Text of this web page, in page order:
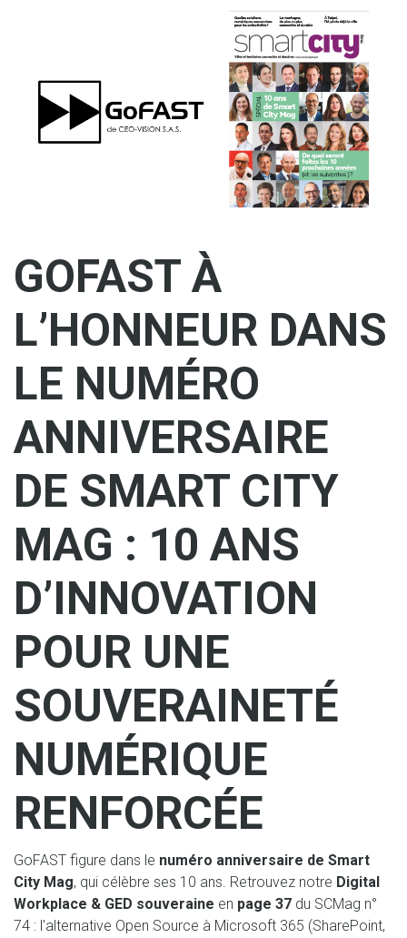
GOFAST À
L’HONNEUR DANS
LE NUMÉRO
ANNIVERSAIRE
DE SMART CITY
MAG : 10 ANS
D’INNOVATION
POUR UNE
SOUVERAINETÉ
NUMÉRIQUE
RENFORCÉE
GoFAST figure dans le numéro anniversaire de Smart
City Mag, qui célèbre ses 10 ans. Retrouvez notre Digital
Workplace & GED souveraine en page 37 du SCMag n°
74 : l'alternative Open Source à Microsoft 365 (SharePoint,